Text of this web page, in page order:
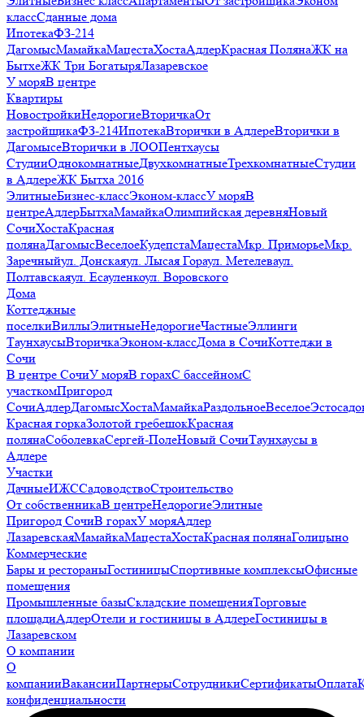
классСданные дома
ИпотекаФЗ-214
ДагомысМамайкаМацестаХостаАдлерКрасная ПолянаЖК на
БытхеЖК Три БогатыряЛазаревское
У моряВ центре
Квартиры
НовостройкиНедорогиеВторичкаОт
застройщикаФЗ-214ИпотекаВторички в АдлереВторички в
ДагомысеВторички в ЛООПентхаусы
СтудииОднокомнатныеДвухкомнатныеТрехкомнатныеСтудии
в АдлереЖК Бытха 2016
ЭлитныеБизнес-классЭконом-классУ моряВ
центреАдлерБытхаМамайкаОлимпийская деревняНовый
СочиХостаКрасная
полянаДагомысВеселоеКудепстаМацестаМкр. ПриморьеМкр.
Заречныйул. Донскаяул. Лысая Гораул. Метелеваул.
Полтавскаяул. Есауленкоул. Воровского
Дома
Коттеджные
поселкиВиллыЭлитныеНедорогиеЧастныеЭллинги
ТаунхаусыВторичкаЭконом-классДома в СочиКоттеджи в
Сочи
В центре СочиУ моряВ горахС бассейномС
участкомПригород
СочиАдлерДагомысХостаМамайкаРаздольноеВеселое
Красная горкаЗолотой гребешокКрасная
полянаСоболевкаСергей-ПолеНовый СочиТаунхаусы в
Адлере
Участки
ДачныеИЖССадоводствоСтроительство
От собственникаВ центреНедорогиеЭлитные
Пригород СочиВ горахУ моряАдлер
ЛазаревскаяМамайкаМацестаХостаКрасная полянаГолицыно
Коммерческие
Бары и рестораныГостиницыСпортивные комплексыОфисные
помещения
Промышленные базыСкладские помещенияТорговые
площадиАдлерОтели и гостиницы в АдлереГостиницы в
Лазаревском
О компании
О
компанииВакансииПартнерыСотрудникиСертификатыОплата
конфиденциальности